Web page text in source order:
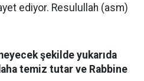
ediyor. Resulullah (asm)
şekilde yukarıda
temiz tutar ve Rabbine